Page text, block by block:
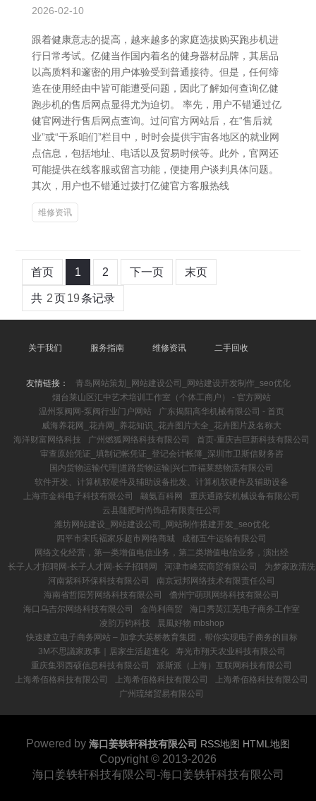
2026-02-10
跟着健康意志的提高，越来越多的家庭选拔购买跑步机进
行日常考试。亿健当作国内着名的健身器材品牌，其居品
以高质料和邃密的用户体验受到普通接待。但是，任何缔
造在使用经由中皆可能遭受问题，因此了解如何查询亿健
跑步机的售后网点显得尤为迫切。 率先，用户不错通过亿
健官网进行售后网点查询。过问官方网站后，在“售后就
业”或“干系咱们”栏目中，时时会提供宇宙各地区的就业网
点信息，包括地址、电话以及贸易时候等。此外，官网还
可能提供在线客服或留言功能，便捷用户谈判具体问题。
其次，用户也不错通过拨打亿健官方客服热线
维修资讯
首页 1 2 下一页 末页
共 2页19条记录
关于我们 服务指南 维修资讯 二手回收
友情链接：
青岛网站策划_网站建设公司_网站建设开发制作_seo优化
烟台莱山区汇中艺术培训工作室（个体工商户） - 官方网站
温州泵阀网-泵阀行业门户网站
广东揭阳高华机械有限公司 - 首页
威海养花网_花卉网_养花知识_花卉图片大全_花卉图片及名称大
海洋财富网络科技
广州燃狐网络科技有限公司
首页-重庆吉巨新科技有限公司
审查原始凭证_填制记帐凭证_登记会计帐簿_深圳市卫斯信财务咨
国内货物运输代理|道路货物运输|兴仁市福莱慈物流有限公司
软件开发、计算机软硬件及辅助设备批发、计算机软硬件及辅助设备
上海市金科电子科技有限公司
颛氨百科网
重庆通路安机械设备有限公司
云县随肥时尚饰品有限责任公司
潍坊网站建设_网站建设公司_网站制作搭建开发_seo优化
四平市宋氏褔家乐超市网络商城
成都五牛运输有限公司
网络文化经营，第一类增值电信业务，第二类增值电信业务，演出经
长子人才招聘网-长子人才网-长子招聘网
河津市峰宏商贸有限公司
为梦家政清洗
河南紫科环保科技有限公司
南京冠邦网络技术有限责任公司
海南省哲阳芳网络科技有限公司
儋州宁萌琪网络科技有限公司
海口乌吉尔网络科技有限公司
金尚利商贸
海口秀英江芜电子商务工作室
凌韵万钧科技
晨風好物 mbshop
快速建立电子商务网站 – 加拿大英桥教育集团，帮你实现电子商务的目标
3M不思議家政事｜居家生活超進化
寿光市翔天农业科技有限公司
重庆集羽西硕信息科技有限公司
派斯派（上海）互联网科技有限公司
上海希佰格科技有限公司
上海希佰格科技有限公司
上海希佰格科技有限公司
广州琉绪贸易有限公司
Powered by 海口姜轶轩科技有限公司 RSS地图 HTML地图
Copyright © 2013-2026
海口姜轶轩科技有限公司-海口姜轶轩科技有限公司